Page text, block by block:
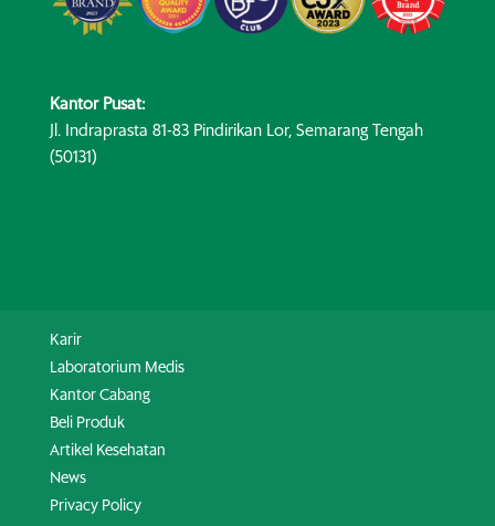
Kantor Pusat:
Jl. Indraprasta 81-83 Pindirikan Lor, Semarang Tengah
(50131)
Karir
Laboratorium Medis
Kantor Cabang
Beli Produk
Artikel Kesehatan
News
Privacy Policy